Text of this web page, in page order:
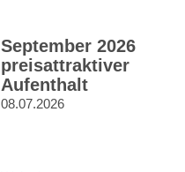
September 2026
preisattraktiver
Aufenthalt
08.07.2026